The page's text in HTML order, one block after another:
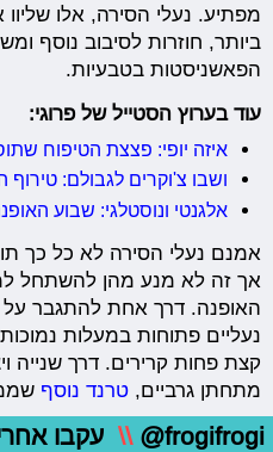
מפתיע. נעלי הסירה, אלו
ביותר, חוזרות לסיבוב נוסף
הפאשניסטות בטבעיות.
עוד בערוץ הסטייל של פרוגי:
איזה יופי: פצצת הטיפוח
ושבו צ'וקרים לגבולם: טירוף
אלגנטי ונוסטלגי: שבוע
אמנם נעלי הסירה לא כל כך
אך זה לא מנע מהן להשתחל
האופנה. דרך אחת להתגבר על
נעליים פתוחות במעלות
קצת פחות קרירים. דרך שנייה
מתחתן גרביים,טרנד נוסף
@frogifrogi
\\ עקבו